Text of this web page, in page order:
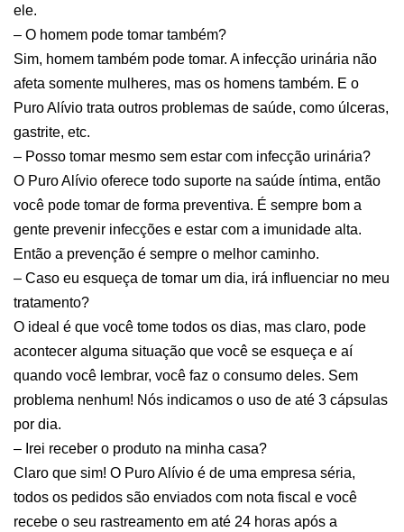
ele.
– O homem pode tomar também?
Sim, homem também pode tomar. A infecção urinária não
afeta somente mulheres, mas os homens também. E o
Puro Alívio trata outros problemas de saúde, como úlceras,
gastrite, etc.
– Posso tomar mesmo sem estar com infecção urinária?
O Puro Alívio oferece todo suporte na saúde íntima, então
você pode tomar de forma preventiva. É sempre bom a
gente prevenir infecções e estar com a imunidade alta.
Então a prevenção é sempre o melhor caminho.
– Caso eu esqueça de tomar um dia, irá influenciar no meu
tratamento?
O ideal é que você tome todos os dias, mas claro, pode
acontecer alguma situação que você se esqueça e aí
quando você lembrar, você faz o consumo deles. Sem
problema nenhum! Nós indicamos o uso de até 3 cápsulas
por dia.
– Irei receber o produto na minha casa?
Claro que sim! O Puro Alívio é de uma empresa séria,
todos os pedidos são enviados com nota fiscal e você
recebe o seu rastreamento em até 24 horas após a